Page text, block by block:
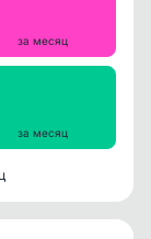
за месяц
за месяц